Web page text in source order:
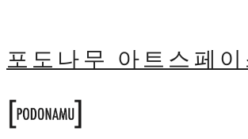
포도나무 아트스페이